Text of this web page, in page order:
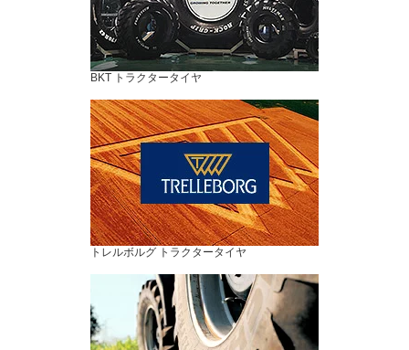
BKT トラクタータイヤ
トレルボルグ トラクタータイヤ